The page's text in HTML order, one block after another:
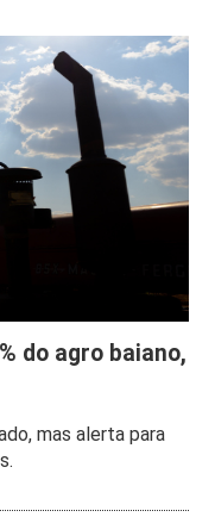
do agro baiano,
mas alerta para